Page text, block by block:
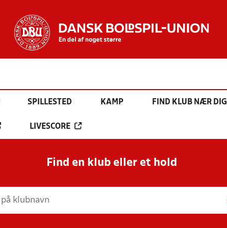
SPILLESTED KAMP FIND KLUB NÆR DIG
LIVESCORE
Find en klub eller et hold